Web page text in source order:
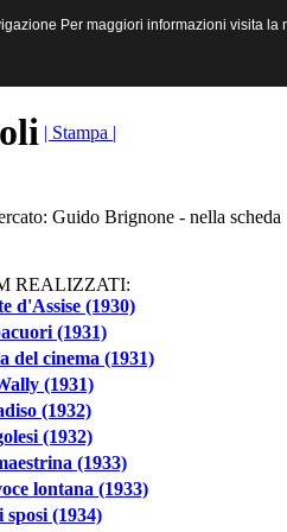
e Multimediali
| Stampa |
Guido Brignone - nella scheda
REALIZZATI:
d'Assise (1930)
(1931)
del cinema (1931)
(1931)
(1932)
(1932)
(1933)
lontana (1933)
sposi (1934)
Per maggiori informazioni visita la
Per maggiori informazioni visita la